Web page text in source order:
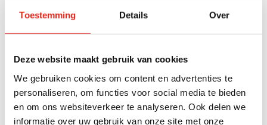
Toestemming Details Over
Deze website maakt gebruik van cookies
We gebruiken cookies om content en advertenties te
personaliseren, om functies voor social media te bieden
en om ons websiteverkeer te analyseren. Ook delen we
informatie over uw gebruik van onze site met onze
buurt zitten verschillende inloophuizen waar dak-
wat koffie of thee, maar ook voor gesprek met een
maatschappelijk werker.
Aanmelden:
De winteropvang duurt van 1 december 2025 tot 1
april 2026. Tijdens de wintermaanden kunnen dak-